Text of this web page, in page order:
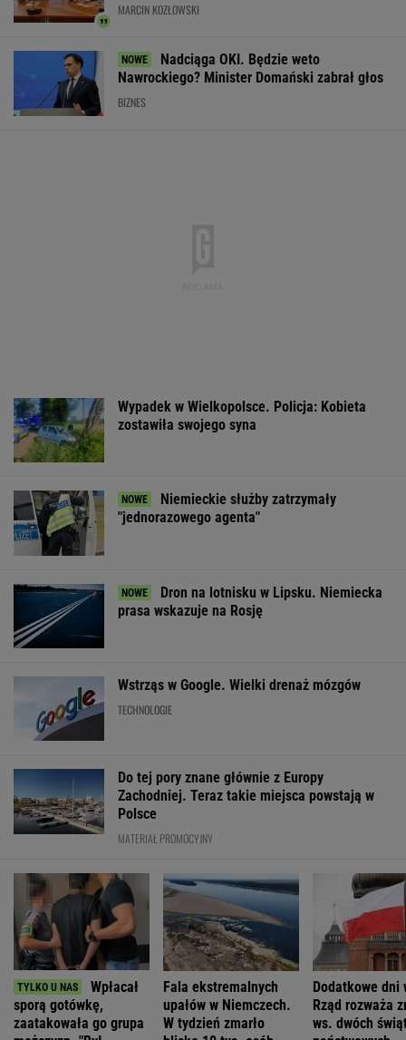
MARCIN KOZŁOWSKI
Nadciąga OKI. Będzie weto
Nawrockiego? Minister Domański zabrał głos
BIZNES
Wypadek w Wielkopolsce. Policja: Kobieta
zostawiła swojego syna
Niemieckie służby zatrzymały
"jednorazowego agenta"
Dron na lotnisku w Lipsku. Niemiecka
prasa wskazuje na Rosję
Wstrząs w Google. Wielki drenaż mózgów
TECHNOLOGIE
Do tej pory znane głównie z Europy
Zachodniej. Teraz takie miejsca powstają w
Polsce
MATERIAŁ PROMOCYJNY
Wpłacał
sporą gotówkę,
zaatakowała go grupa
Fala ekstremalnych
upałów w Niemczech.
W tydzień zmarło
Dodatkowe dni
Rząd rozważa
ws. dwóch